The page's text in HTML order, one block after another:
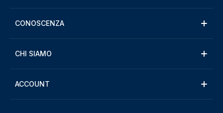
CONOSCENZA
CHI SIAMO
ACCOUNT